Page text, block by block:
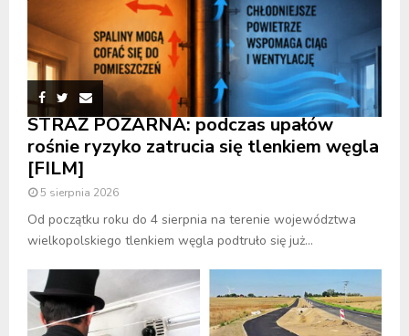
STRAŻ POŻARNA: podczas upałów
rośnie ryzyko zatrucia się tlenkiem węgla
[FILM]
5 sierpnia 2026
Od początku roku do 4 sierpnia na terenie województwa
wielkopolskiego tlenkiem węgla podtruło się już...